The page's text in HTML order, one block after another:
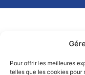
Pour offrir les meilleures
telles que les cookies